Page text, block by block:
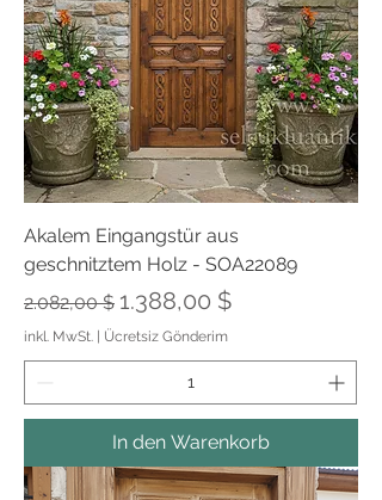
Akalem Eingangstür aus
geschnitztem Holz - SOA22089
Standardpreis
2.082,00 $ Sale-Preis
1.388,00 $
inkl. MwSt. | Ücretsiz Gönderim
In den Warenkorb